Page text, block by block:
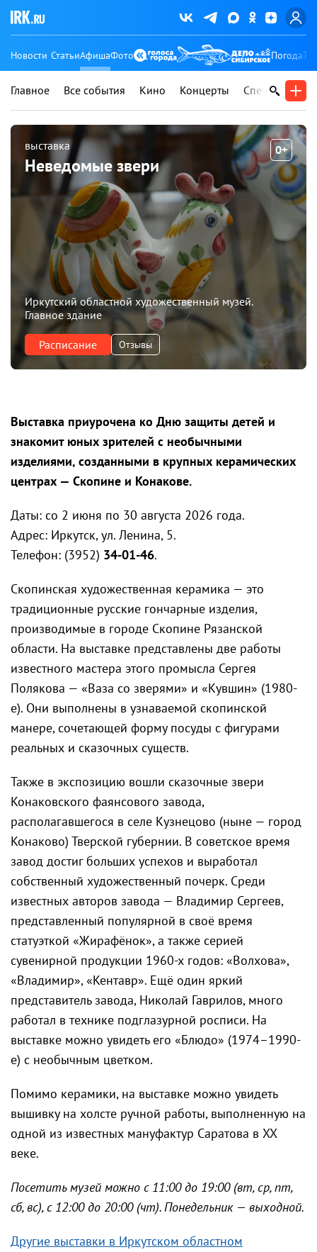
Новости СтатьиАфишаФото Погода
Главное Все события Кино Концерты Спектакли
выставка
Неведомые звери
0+
Иркутский областной художественный музей.
Главное здание
Расписание Отзывы
Выставка приурочена ко Дню защиты детей и
знакомит юных зрителей с необычными
изделиями, созданными в крупных керамических
центрах — Скопине и Конакове.
Даты: со 2 июня по 30 августа 2026 года.
Адрес: Иркутск, ул. Ленина, 5.
Телефон: (3952) 34-01-46.
Скопинская художественная керамика — это
традиционные русские гончарные изделия,
производимые в городе Скопине Рязанской
области. На выставке представлены две работы
известного мастера этого промысла Сергея
Полякова — «Ваза со зверями» и «Кувшин» (1980-
е). Они выполнены в узнаваемой скопинской
манере, сочетающей форму посуды с фигурами
реальных и сказочных существ.
Также в экспозицию вошли сказочные звери
Конаковского фаянсового завода,
располагавшегося в селе Кузнецово (ныне — город
Конаково) Тверской губернии. В советское время
завод достиг больших успехов и выработал
собственный художественный почерк. Среди
известных авторов завода — Владимир Сергеев,
представленный популярной в своё время
статуэткой «Жирафёнок», а также серией
сувенирной продукции 1960-х годов: «Волхова»,
«Владимир», «Кентавр». Ещё один яркий
представитель завода, Николай Гаврилов, много
работал в технике подглазурной росписи. На
выставке можно увидеть его «Блюдо» (1974–1990-
е) с необычным цветком.
Помимо керамики, на выставке можно увидеть
вышивку на холсте ручной работы, выполненную на
одной из известных мануфактур Саратова в XX
веке.
Посетить музей можно с 11:00 до 19:00 (вт, ср, пт,
сб, вс), с 12:00 до 20:00 (чт). Понедельник — выходной.
Другие выставки в Иркутском областном